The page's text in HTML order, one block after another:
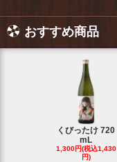
おすすめ商品
くびったけ 720
mL
1,300円(税込1,430
円)